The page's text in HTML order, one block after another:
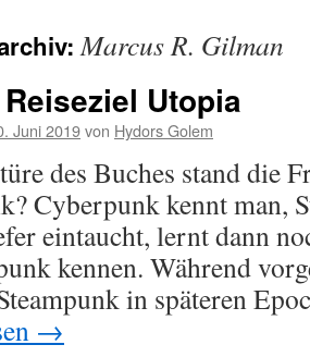
Marcus R. Gilman
Utopia
Juni 2019von Hydors Golem
des Buches stand die
Cyberpunk kennt man,
eintaucht, lernt dann
kennen. Während
in späteren
→